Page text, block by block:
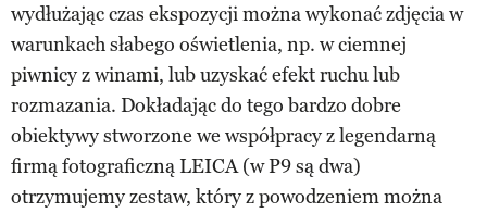
wydłużając czas ekspozycji można wykonać zdjęcia w
warunkach słabego oświetlenia, np. w ciemnej
piwnicy z winami, lub uzyskać efekt ruchu lub
rozmazania. Dokładając do tego bardzo dobre
obiektywy stworzone we współpracy z legendarną
firmą fotograficzną LEICA (w P9 są dwa)
otrzymujemy zestaw, który z powodzeniem można